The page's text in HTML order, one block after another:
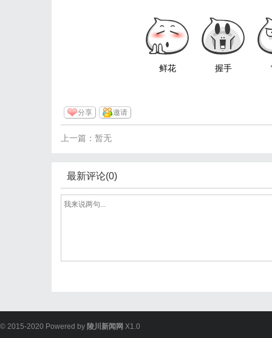
鲜花 握手
分享 邀请
上一篇：暂无
最新评论(0)
© 2015-2020 Powered by 陵川新闻网 X1.0